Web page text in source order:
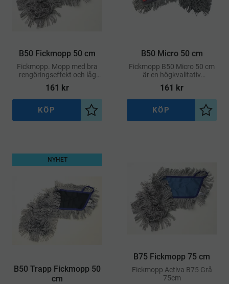
B50 Fickmopp 50 cm
Fickmopp. Mopp med bra
rengöringseffekt och låg
friktion. Moppen glider lätt
även vid våtstädning och
repar inte underlaget
161 kr
Lägg till i önskelista
KÖP
B50 Micro 50 cm
Fickmopp B50 Micro 50 cm
är en högkvalitativ
mikrofibermopp framtagen
för professionell städning av
både mindre och större
golvytor
161 kr
Lägg
KÖP
B50 Trapp Fickmopp 50
cm
NYHET
B75 Fickmopp 75 cm
​Fickmopp Activa B75 Grå
75cm